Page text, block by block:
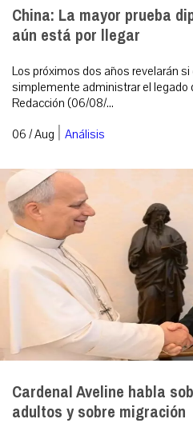
China: La mayor prueba
aún está por llegar
Los próximos dos años revelarán si
simplemente administrar el legado
Redacción (06/08/...
06 / Aug | Análisis
Cardenal Aveline habla
adultos y sobre migración